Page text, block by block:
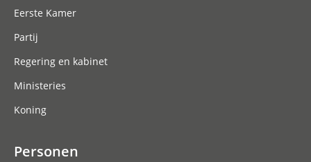
Eerste Kamer
Partij
Regering en kabinet
Ministeries
Koning
Personen